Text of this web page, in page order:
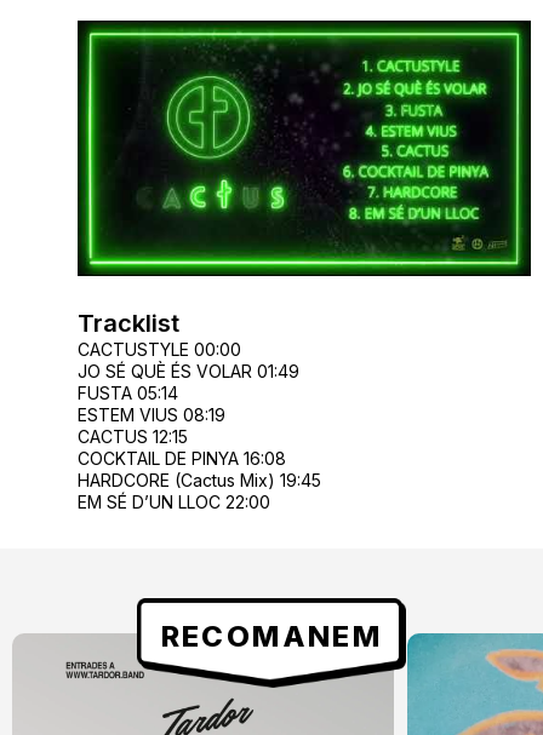
Tracklist
CACTUSTYLE 00:00
JO SÉ QUÈ ÉS VOLAR 01:49
FUSTA 05:14
ESTEM VIUS 08:19
CACTUS 12:15
COCKTAIL DE PINYA 16:08
HARDCORE (Cactus Mix) 19:45
EM SÉ D’UN LLOC 22:00
RECOMANEM